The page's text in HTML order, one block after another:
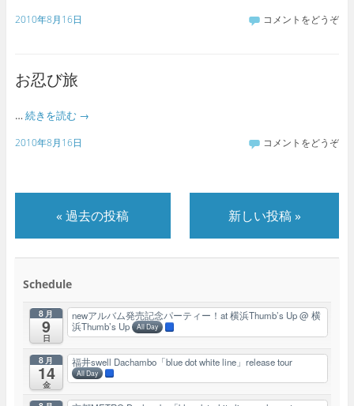
2010年8月16日 コメントをどうぞ
お忍び旅
… 続きを読む →
2010年8月16日 コメントをどうぞ
« 過去の投稿 新しい投稿»
Schedule
8月
9
日
newアルバム発売記念パーティー！at 横浜Thumb’s Up@ 横
浜Thumb’s Up
All Day
8月
14
金
福井swell Dachambo「blue dot white line」release tour
All Day